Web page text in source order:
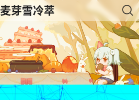
麦芽雪冷萃